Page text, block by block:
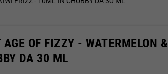
OF FIZZY - WATERMELON &
DA 30 ML